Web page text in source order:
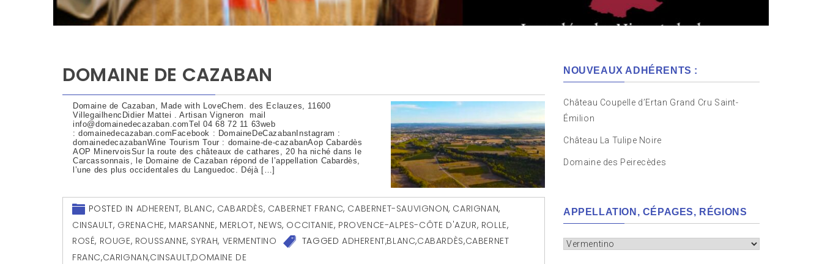
DOMAINE DE CAZABAN
Domaine de Cazaban, Made with LoveChem. des Eclauzes, 11600
VillegailhencDidier Mattei . Artisan Vigneron mail
info@domainedecazaban.comTel 04 68 72 11 63web
: domainedecazaban.comFacebook : DomaineDeCazabanInstagram :
domainedecazabanWine Tourism Tour : domaine-de-cazabanAop Cabardès
AOP MinervoisSur la route des châteaux de cathares, 20 ha niché dans le
Carcassonnais, le Domaine de Cazaban répond de l’appellation Cabardès,
l’une des plus occidentales du Languedoc. Déjà […]
POSTED IN ADHERENT, BLANC, CABARDÈS, CABERNET FRANC, CABERNET-SAUVIGNON, CARIGNAN,
CINSAULT, GRENACHE, MARSANNE, MERLOT, NEWS, OCCITANIE, PROVENCE-ALPES-CÔTE D'AZUR, ROLLE,
ROSÉ, ROUGE, ROUSSANNE, SYRAH, VERMENTINO TAGGEDADHERENT,BLANC,CABARDÈS,CABERNET
FRANC,CARIGNAN,CINSAULT,DOMAINE DE
NOUVEAUX ADHÉRENTS :
Château Coupelle d’Ertan Grand Cru Saint-
Émilion
Château La Tulipe Noire
Domaine des Peirecèdes
APPELLATION, CÉPAGES, RÉGIONS
Appellation,